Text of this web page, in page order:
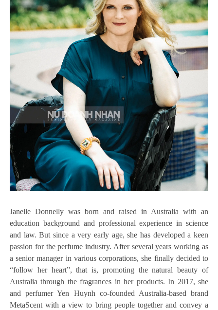
Janelle Donnelly was born and raised in Australia with an
education background and professional experience in science
and law. But since a very early age, she has developed a keen
passion for the perfume industry. After several years working as
a senior manager in various corporations, she finally decided to
“follow her heart”, that is, promoting the natural beauty of
Australia through the fragrances in her products. In 2017, she
and perfumer Yen Huynh co-founded Australia-based brand
MetaScent with a view to bring people together and convey a